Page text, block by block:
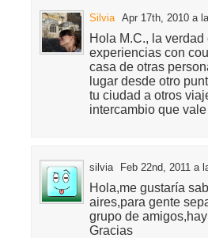
Silvia Apr 17th, 2010 a
Hola M.C., la
experiencias con
casa de otras
lugar desde otro
tu ciudad a otros
intercambio que
silvia Feb 22nd, 2011 a
Hola,me gustaría
aires,para gente
grupo de
Gracias